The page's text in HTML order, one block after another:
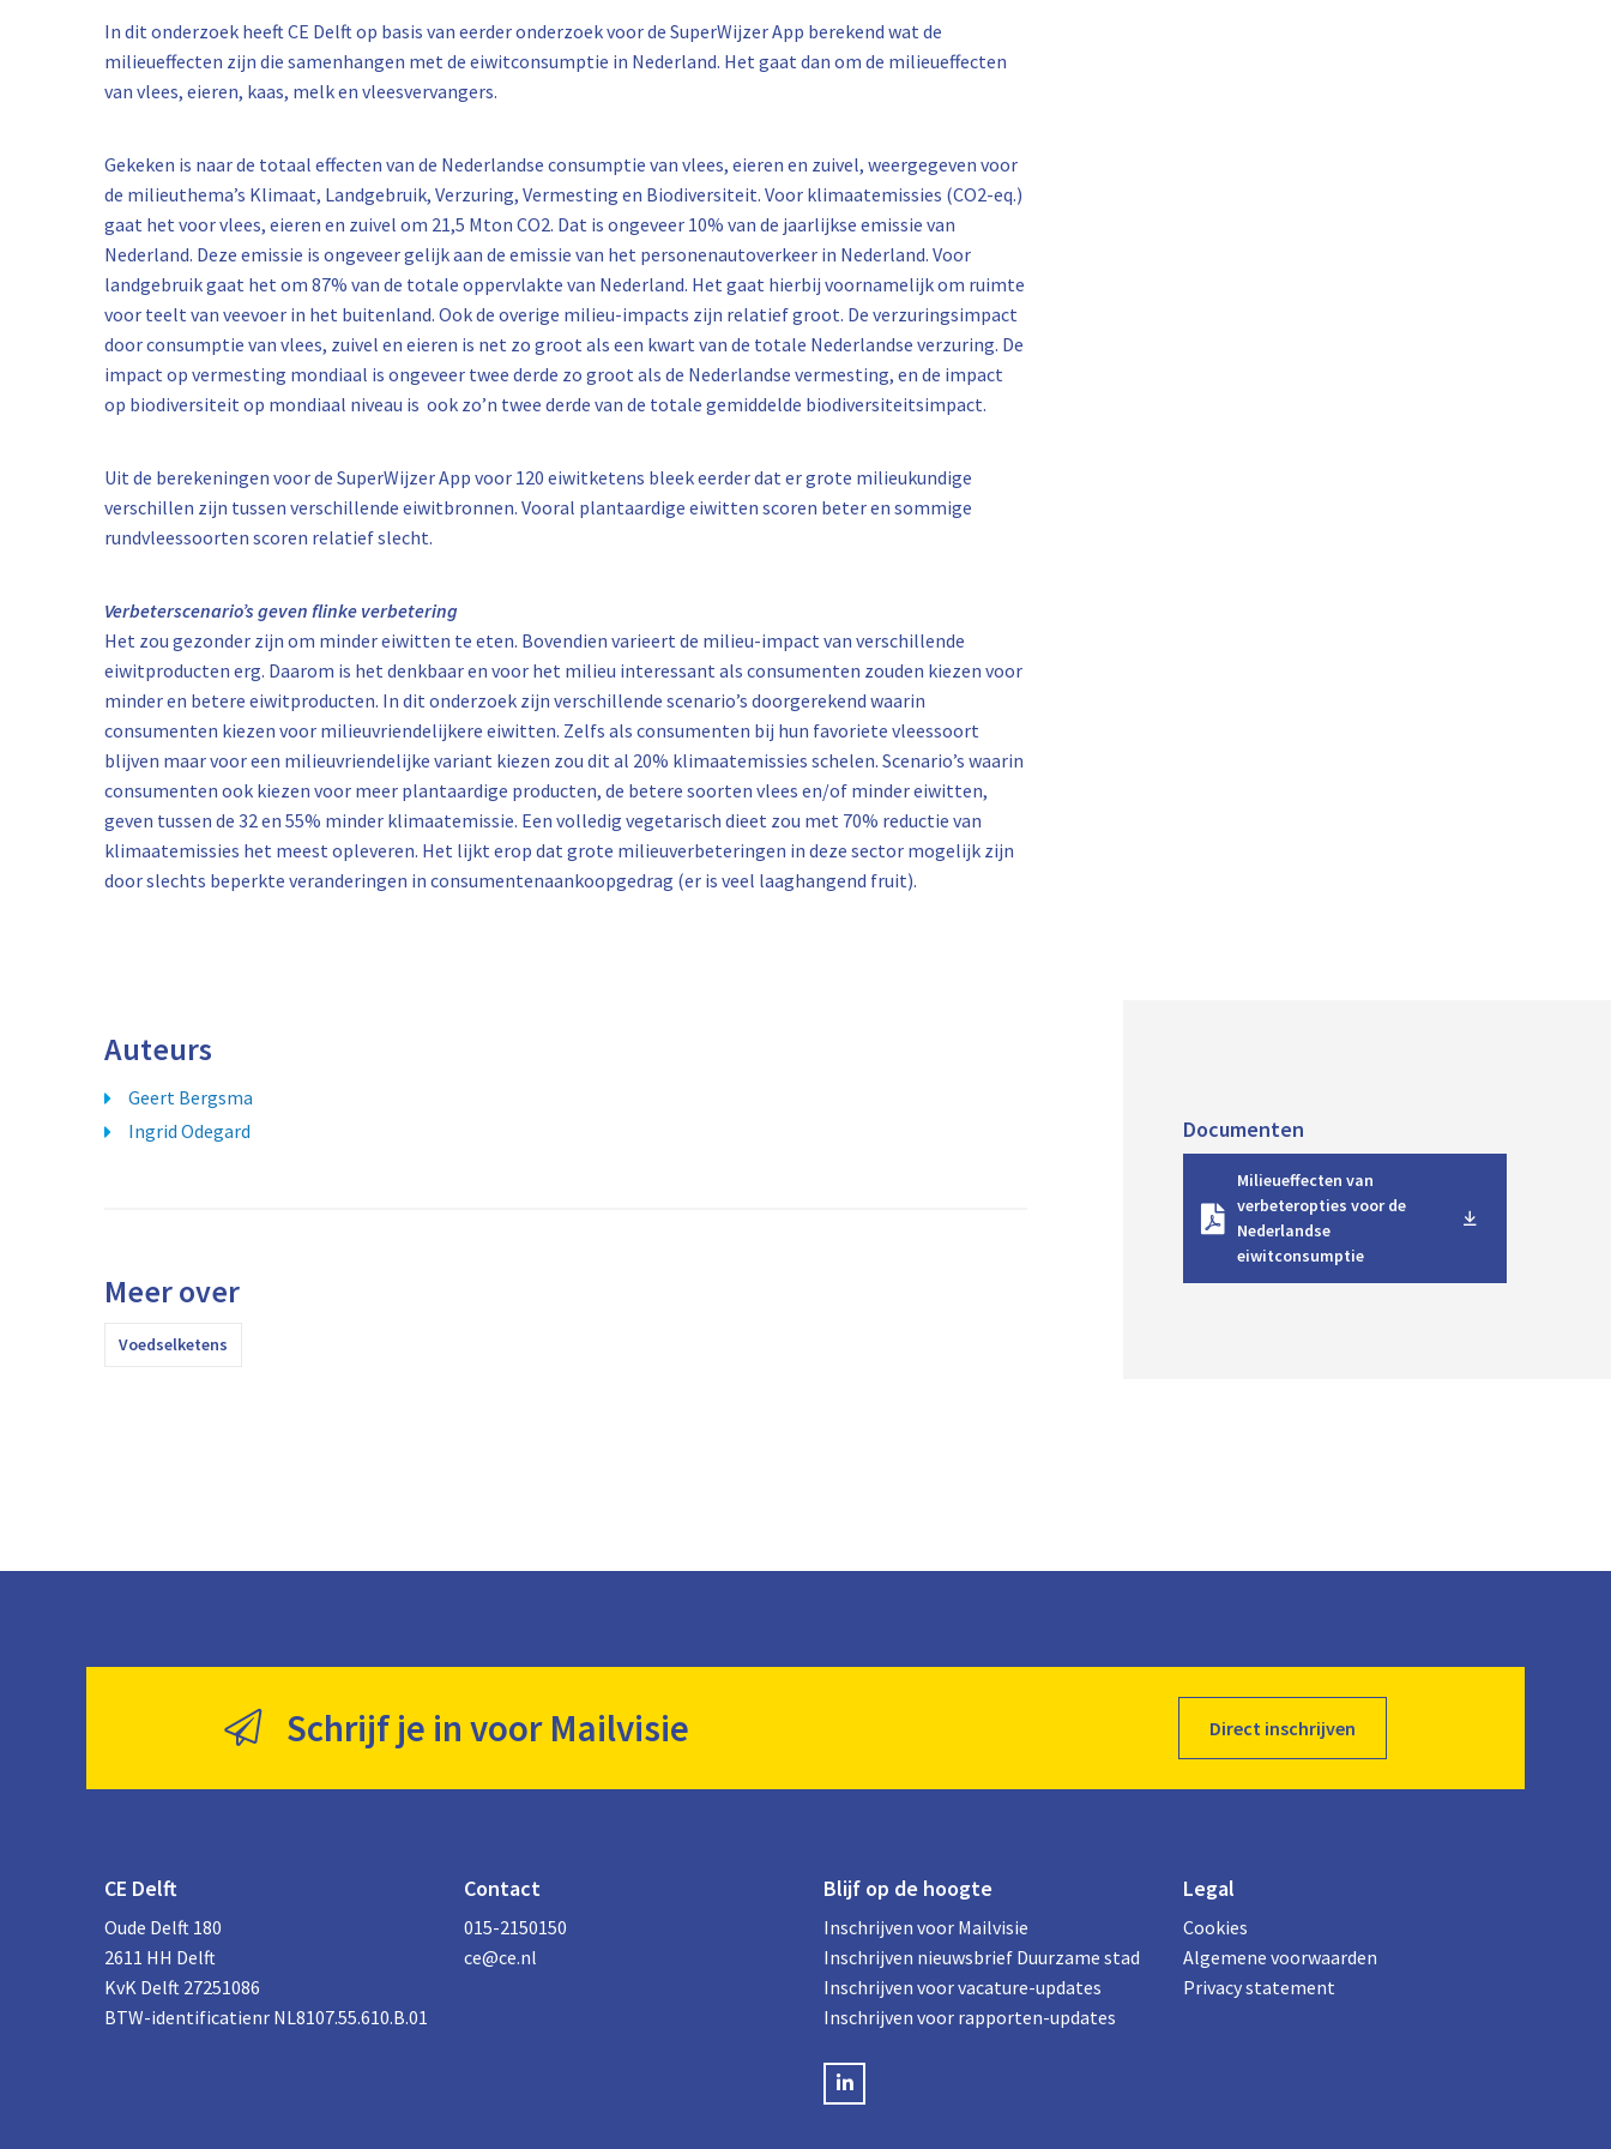
In dit onderzoek heeft CE Delft op basis van eerder onderzoek voor de SuperWijzer App berekend wat de
milieueffecten zijn die samenhangen met de eiwitconsumptie in Nederland. Het gaat dan om de milieueffecten
van vlees, eieren, kaas, melk en vleesvervangers.
Gekeken is naar de totaal effecten van de Nederlandse consumptie van vlees, eieren en zuivel, weergegeven voor
de milieuthema’s Klimaat, Landgebruik, Verzuring, Vermesting en Biodiversiteit. Voor klimaatemissies (CO2-eq.)
gaat het voor vlees, eieren en zuivel om 21,5 Mton CO2. Dat is ongeveer 10% van de jaarlijkse emissie van
Nederland. Deze emissie is ongeveer gelijk aan de emissie van het personenautoverkeer in Nederland. Voor
landgebruik gaat het om 87% van de totale oppervlakte van Nederland. Het gaat hierbij voornamelijk om ruimte
voor teelt van veevoer in het buitenland. Ook de overige milieu-impacts zijn relatief groot. De verzuringsimpact
door consumptie van vlees, zuivel en eieren is net zo groot als een kwart van de totale Nederlandse verzuring. De
impact op vermesting mondiaal is ongeveer twee derde zo groot als de Nederlandse vermesting, en de impact
op biodiversiteit op mondiaal niveau is ook zo’n twee derde van de totale gemiddelde biodiversiteitsimpact.
Uit de berekeningen voor de SuperWijzer App voor 120 eiwitketens bleek eerder dat er grote milieukundige
verschillen zijn tussen verschillende eiwitbronnen. Vooral plantaardige eiwitten scoren beter en sommige
rundvleessoorten scoren relatief slecht.
Verbeterscenario’s geven flinke verbetering
Het zou gezonder zijn om minder eiwitten te eten. Bovendien varieert de milieu-impact van verschillende
eiwitproducten erg. Daarom is het denkbaar en voor het milieu interessant als consumenten zouden kiezen voor
minder en betere eiwitproducten. In dit onderzoek zijn verschillende scenario’s doorgerekend waarin
consumenten kiezen voor milieuvriendelijkere eiwitten. Zelfs als consumenten bij hun favoriete vleessoort
blijven maar voor een milieuvriendelijke variant kiezen zou dit al 20% klimaatemissies schelen. Scenario’s waarin
consumenten ook kiezen voor meer plantaardige producten, de betere soorten vlees en/of minder eiwitten,
geven tussen de 32 en 55% minder klimaatemissie. Een volledig vegetarisch dieet zou met 70% reductie van
klimaatemissies het meest opleveren. Het lijkt erop dat grote milieuverbeteringen in deze sector mogelijk zijn
door slechts beperkte veranderingen in consumentenaankoopgedrag (er is veel laaghangend fruit).
Auteurs
Geert Bergsma
Ingrid Odegard
Meer over
Voedselketens
Documenten
Milieueffecten van
verbeteropties voor de
Nederlandse
eiwitconsumptie
o
Schrijf je in voor Mailvisie Direct inschrijven
CE Delft
Oude Delft 180
2611 HH Delft
KvK Delft 27251086
BTW-identificatienr NL8107.55.610.B.01
Contact
015-2150150
ce@ce.nl
Blijf op de hoogte
Inschrijven voor Mailvisie
Inschrijven nieuwsbrief Duurzame stad
Inschrijven voor vacature-updates
Inschrijven voor rapporten-updates
LinkedIN
Legal
Cookies
Algemene voorwaarden
Privacy statement